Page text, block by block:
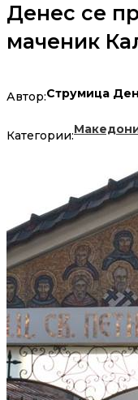
Денес се
маченик
Автор:Струмица
Категории: